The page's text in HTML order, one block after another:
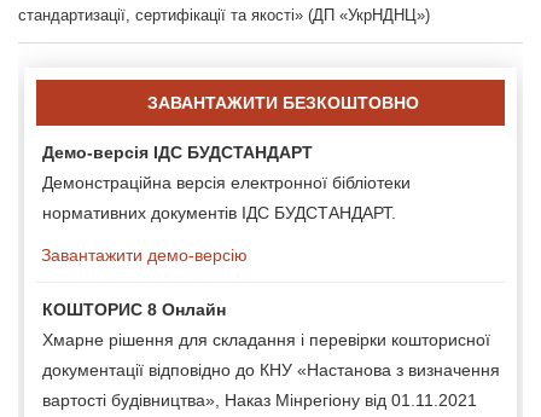
стандартизації, сертифікації та якості» (ДП «УкрНДНЦ»)
ЗАВАНТАЖИТИ БЕЗКОШТОВНО
Демо-версія ІДС БУДСТАНДАРТ
Демонстраційна версія електронної бібліотеки
нормативних документів ІДС БУДСТАНДАРТ.
Завантажити демо-версію
КОШТОРИС 8 Онлайн
Хмарне рішення для складання і перевірки кошторисної
документації відповідно до КНУ «Настанова з визначення
вартості будівництва», Наказ Мінрегіону від 01.11.2021